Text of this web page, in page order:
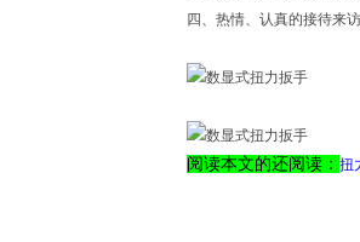
四、热情、认真的接待来
阅读本文的还阅读： 扭